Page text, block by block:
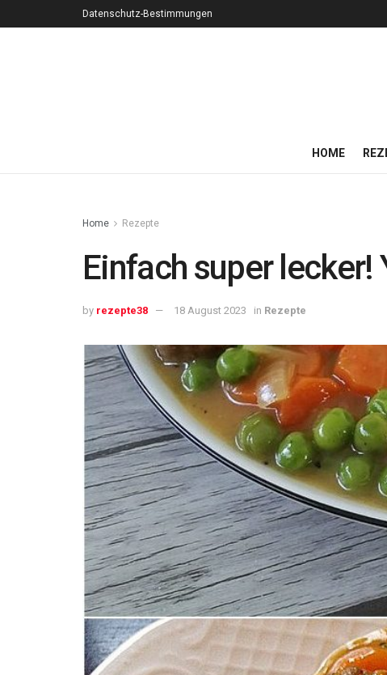
Datenschutz-Bestimmungen
HOME
Home Rezepte
Einfach super lecker!
by rezepte38 18 August 2023 in Rezepte